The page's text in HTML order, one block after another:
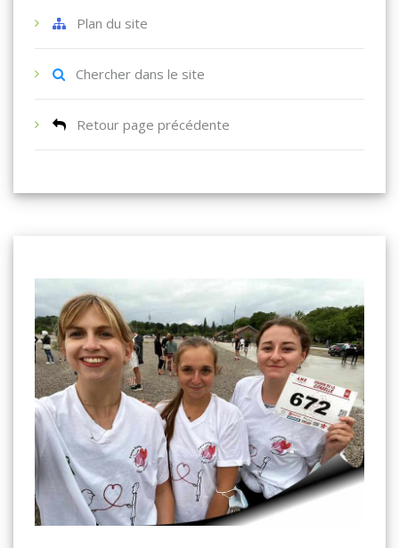
Plan du site
Chercher dans le site
Retour page précédente